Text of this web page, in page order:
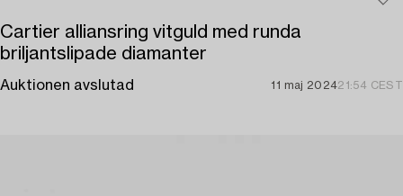
Cartier alliansring vitguld med runda
briljantslipade diamanter
Auktionen avslutad 11 maj 202421:54 CEST